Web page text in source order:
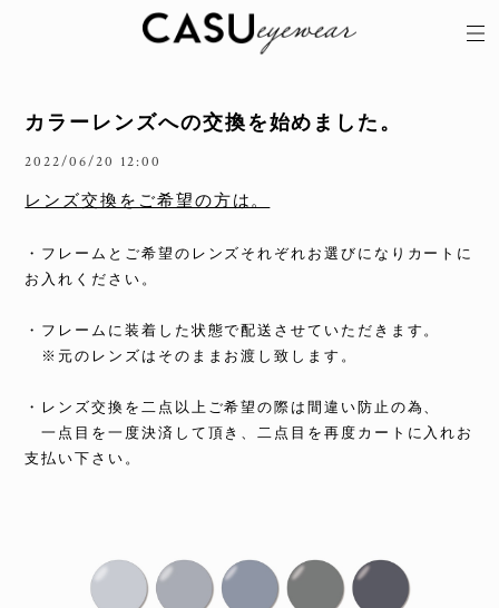
カラーレンズへの交換を始めました。
2022/06/20 12:00
レンズ交換をご希望の方は。
・フレームとご希望のレンズそれぞれお選びになりカートに
お入れください。
・フレームに装着した状態で配送させていただきます。
※元のレンズはそのままお渡し致します。
・レンズ交換を二点以上ご希望の際は間違い防止の為、
一点目を一度決済して頂き、二点目を再度カートに入れお
支払い下さい。